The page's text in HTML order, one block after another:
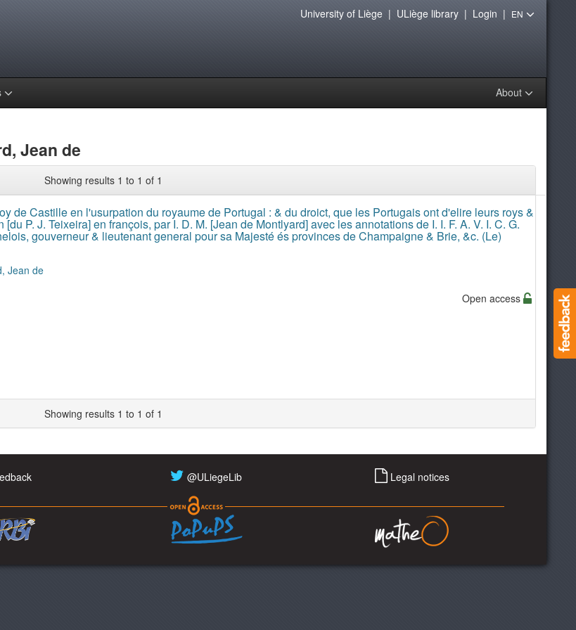
About
University of Liège| ULiège library| Login | EN
Jean de
Showing results 1 to 1 of 1
de Castille en l'usurpation du royaume de Portugal : & du droict, que les Portugais ont d'elire leurs roys &
P. J. Teixeira] en françois, par I. D. M. [Jean de Montlyard] avec les annotations de I. I. F. A. V. I. C. G.
gouverneur & lieutenant general pour sa Majesté és provinces de Champaigne & Brie, &c. (Le)
Jean de
Open access
Showing results 1 to 1 of 1
@ULiegeLib Legal notices